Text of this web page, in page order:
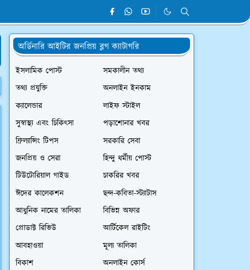
অর্ডিনারি আইটির জনপ্রিয় ব্লগ ক্যাটাগরি
ইসলামিক পোস্ট
সমকালীন তথ্য
তথ্য প্রযুক্তি
অনলাইন ইনকাম
ক্যালেন্ডার
লাইফ স্টাইল
সুস্বাস্থ্য এবং চিকিৎসা
পড়াশোনার খবর
ফ্রিল্যান্সিং টিপস
সরকারি সেবা
জনপ্রিয় ও সেরা
হিন্দু ধর্মীয় পোস্ট
টিউটোরিয়াল গাইড
চাকরির খবর
ঈদের কালেকশন
ছন্দ-কবিতা-স্ট্যাটাস
আধুনিক নামের তালিকা
বিভিন্ন অফার
প্রোডাক্ট রিভিউ
আর্টিকেল রাইটিং
আবহাওয়া
মূল্য তালিকা
বিকাশ
অনলাইন কোর্স